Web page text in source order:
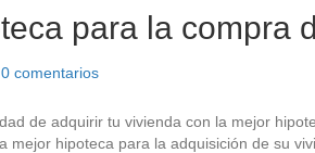
para la compra
0 comentarios
de adquirir tu vivienda con la mejor
mejor hipoteca para la adquisición de su